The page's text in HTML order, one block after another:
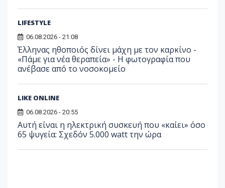
LIFESTYLE
06.08.2026 - 21:08
Έλληνας ηθοποιός δίνει μάχη με τον καρκίνο -
«Πάμε για νέα θεραπεία» - Η φωτογραφία που
ανέβασε από το νοσοκομείο
LIKE ONLINE
06.08.2026 - 20:55
Αυτή είναι η ηλεκτρική συσκευή που «καίει» όσο
65 ψυγεία: Σχεδόν 5.000 watt την ώρα